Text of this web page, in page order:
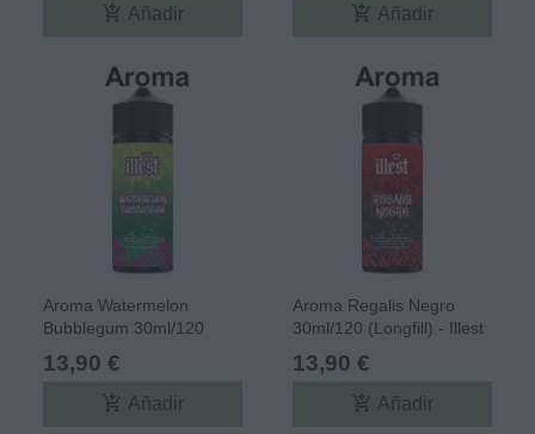
add_shopping_cart Añadir add_shopping_cart Añadir
Aroma Watermelon
Bubblegum 30ml/120
13,90 €
add_shopping_cart Añadir
Aroma Regalis Negro
30ml/120 (Longfill) - Illest
13,90 €
add_shopping_cart Añadir